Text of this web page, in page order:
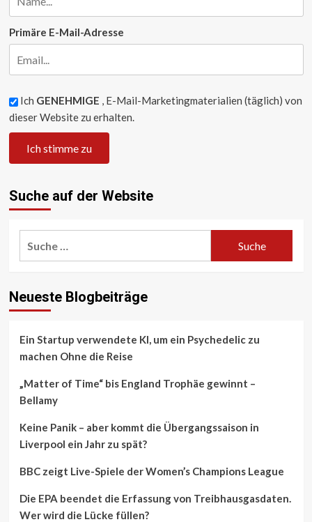
größeres
Unlock
als
Primäre E-Mail-Adresse
Ich GENEHMIGE , E-Mail-Marketingmaterialien (täglich) von
dieser Website zu erhalten.
Suche auf der Website
Neueste Blogbeiträge
Ein Startup verwendete KI, um ein Psychedelic zu
machen Ohne die Reise
„Matter of Time“ bis England Trophäe gewinnt –
Bellamy
Keine Panik – aber kommt die Übergangssaison in
Liverpool ein Jahr zu spät?
BBC zeigt Live-Spiele der Women’s Champions League
Die EPA beendet die Erfassung von Treibhausgasdaten.
Wer wird die Lücke füllen?